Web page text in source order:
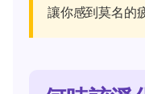
讓你感到莫名的